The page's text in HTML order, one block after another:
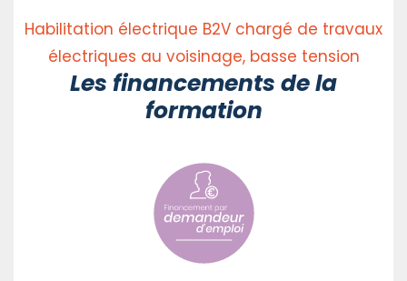
Habilitation électrique B2V chargé de travaux
électriques au voisinage, basse tension
Les financements de la
formation